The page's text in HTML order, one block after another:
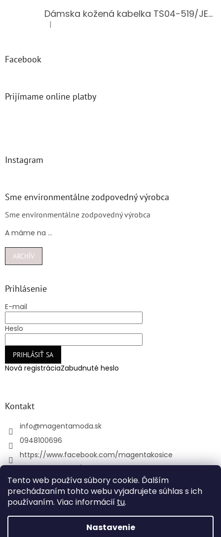
Tento web používa súbory cookie. Ďalším
prechádzaním tohto webu vyjadrujete súhlas s ich
používaním. Viac informácií tu.
Nastavenie
Dámska kožená kabelka TS04-519/JEANS BLUE
Hodnotenie produktu je 5 z 5 hviezdičiek.
|
Facebook
Prijímame online platby
Instagram
Sme environmentálne zodpovedný výrobca
Sme environmentálne zodpovedný výrobca
A máme na ...
ARCHÍV
Prihlásenie
E-mail
Heslo
PRIHLÁSIŤ SA
Nová registráciaZabudnuté heslo
Kontakt
info@magentamoda.sk
0948100696
https://www.facebook.com/magentakosice
+421948100696